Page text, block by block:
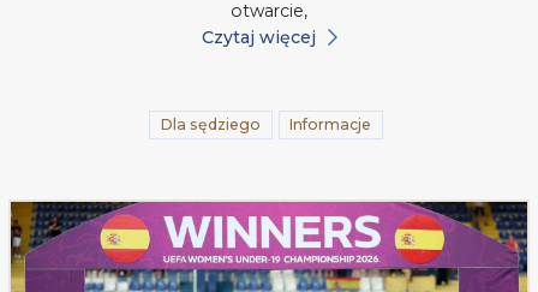
otwarcie,
Czytaj więcej
Dla sędziego Informacje